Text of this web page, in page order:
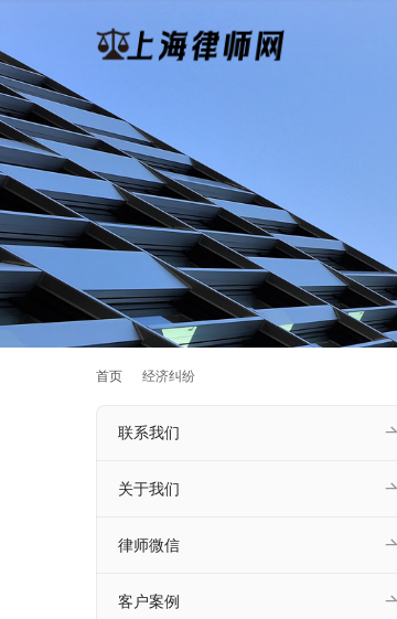
首页 经济纠纷
联系我们
关于我们
律师微信
客户案例